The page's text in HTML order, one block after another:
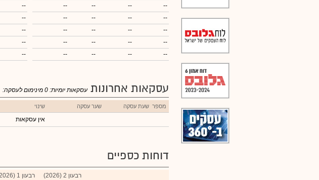
--
--
--
--
--
--
--
--
--
--
--
--
--
--
--
--
--
--
--
--
--
--
--
--
--
עסקאות אחרונות עסקאות יומיות: 0 מינימום לעסקה:
מספר שעת עסקה שער עסקה שינוי
אין עסקאות
דוחות כספיים
רבעון 2 (2026) רבעון 1 (2026)